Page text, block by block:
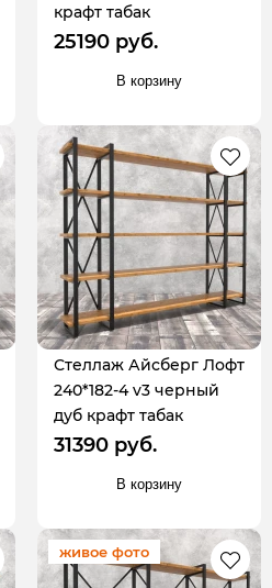
крафт табак
25190 руб.
В корзину
Стеллаж Айсберг Лофт
240*182-4 v3 черный
дуб крафт табак
31390 руб.
В корзину
живое фото